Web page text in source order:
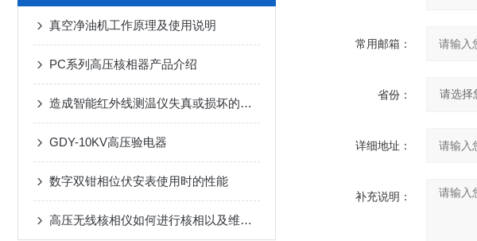
真空净油机工作原理及使用说明
PC系列高压核相器产品介绍
造成智能红外线测温仪失真或损坏的原因
GDY-10KV高压验电器
数字双钳相位伏安表使用时的性能
高压无线核相仪如何进行核相以及维护保养？
常用邮箱：
省份：
详细地址：
补充说明：